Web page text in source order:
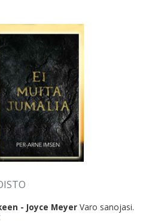
- Joyce Meyer Varo sanojasi.